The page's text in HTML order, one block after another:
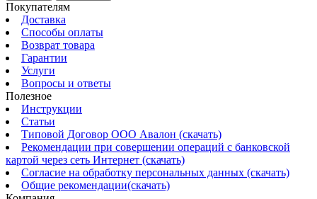
Покупателям
Доставка
Способы оплаты
Возврат товара
Гарантии
Услуги
Вопросы и ответы
Полезное
Инструкции
Статьи
Типовой Договор ООО Авалон (скачать)
Рекомендации при совершении операций с банковской
картой через сеть Интернет (скачать)
Согласие на обработку персональных данных (скачать)
Общие рекомендации(скачать)